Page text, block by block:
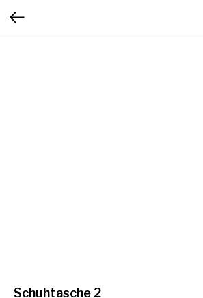
Schuhtasche 2